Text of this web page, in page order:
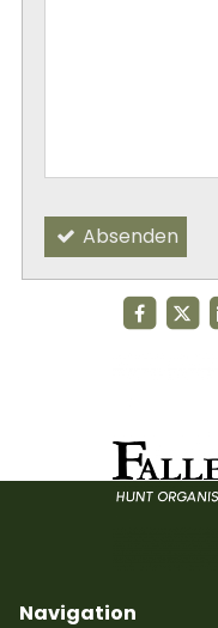
Absenden
Navigation